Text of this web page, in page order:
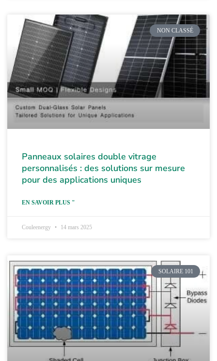
NON CLASSÉ
Panneaux solaires double vitrage
personnalisés : des solutions sur mesure
pour des applications uniques
EN SAVOIR PLUS "
Couleenergy 14 mars 2025
SOLAIRE 101